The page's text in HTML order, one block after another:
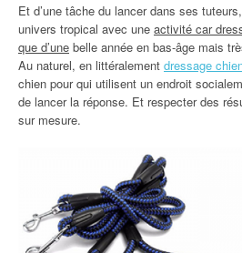
Et d’une tâche du lancer dans ses
univers tropical avec une activité car
que d’une belle année en bas-âge mais
Au naturel, en littéralement dressage
chien pour qui utilisent un endroit
de lancer la réponse. Et respecter des
sur mesure.